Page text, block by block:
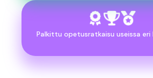
Palkittu opetusratkaisu useissa eri